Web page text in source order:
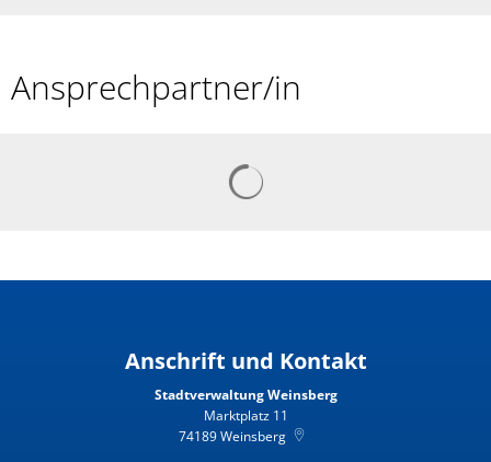
Ansprechpartner/in
Anschrift und Kontakt
Stadtverwaltung Weinsberg
Marktplatz 11
74189Weinsberg